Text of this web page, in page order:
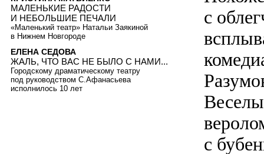
с
с
МАЛЕНЬКИЕ РАДОСТИ
И НЕБОЛЬШИЕ ПЕЧАЛИ
«Маленький театр» Натальи Заякиной
в Нижнем Новгороде
ЕЛЕНА СЕДОВА
ЖАЛЬ, ЧТО ВАС НЕ БЫЛО С НАМИ...
Городскому драматическому театру
под руководством С.Афанасьева
исполнилось 10 лет